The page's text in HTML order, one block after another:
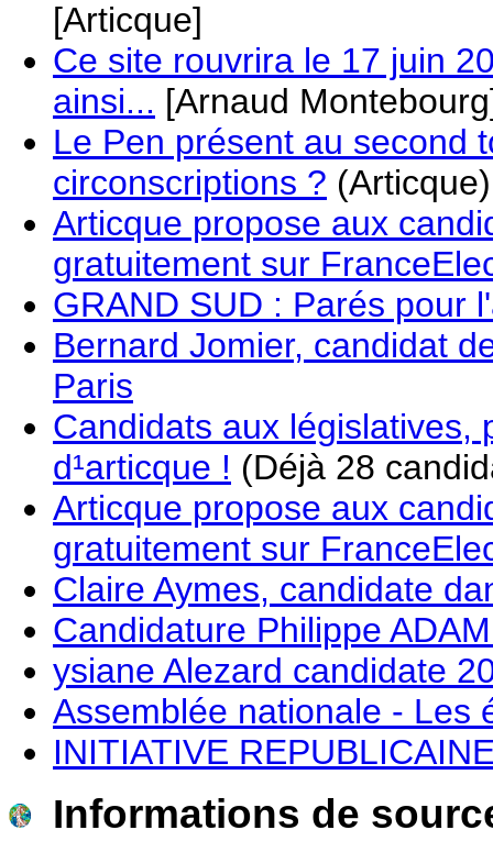
[Articque]
Ce site rouvrira le 17 juin
ainsi... [Arnaud
Le Pen présent au second
circonscriptions ? (Articque)
Articque propose aux
gratuitement sur
GRAND SUD : Parés pour
Bernard Jomier, candidat
Paris
Candidats aux législatives,
d¹articque ! (Déjà 28
Articque propose aux
gratuitement sur
Claire Aymes, candidate
Candidature Philippe
ysiane Alezard candidate
Assemblée nationale - Les
INITIATIVE
Informations de